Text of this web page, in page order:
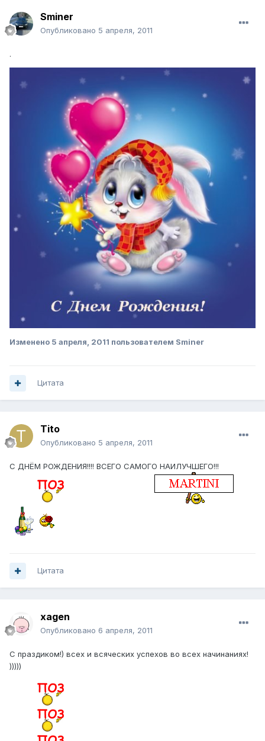
Sminer
Опубликовано 5 апреля, 2011
.
Изменено 5 апреля, 2011 пользователем Sminer
Цитата
Tito
Опубликовано 5 апреля, 2011
С ДНЁМ РОЖДЕНИЯ!!!! ВСЕГО САМОГО НАИЛУЧШЕГО!!!
Цитата
xagen
Опубликовано 6 апреля, 2011
С праздиком!) всех и всяческих успехов во всех начинаниях!
)))))